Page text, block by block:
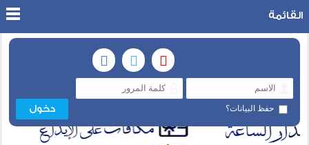
حفظ البيانات؟
القائمة